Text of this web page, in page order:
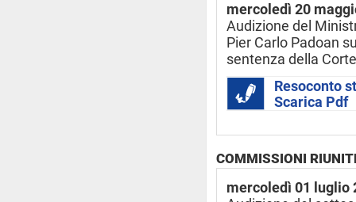
mercoledì 20
Audizione del
Pier Carlo Padoan
sentenza della
Resoconto
Scarica Pdf
COMMISSIONI
mercoledì 01 luglio